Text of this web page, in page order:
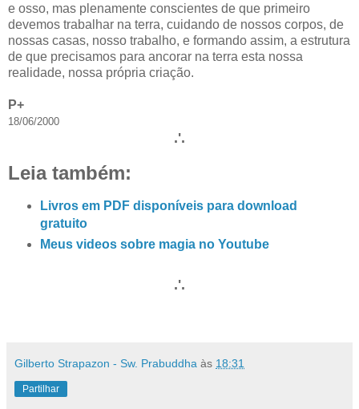
e osso, mas plenamente conscientes de que primeiro
devemos trabalhar na terra, cuidando de nossos corpos, de
nossas casas, nosso trabalho, e formando assim, a estrutura
de que precisamos para ancorar na terra esta nossa
realidade, nossa própria criação.
P+
18/06/2000
.'.
Leia também:
Livros em PDF disponíveis para download
gratuito
Meus videos sobre magia no Youtube
.'.
Gilberto Strapazon - Sw. Prabuddha às 18:31
Partilhar